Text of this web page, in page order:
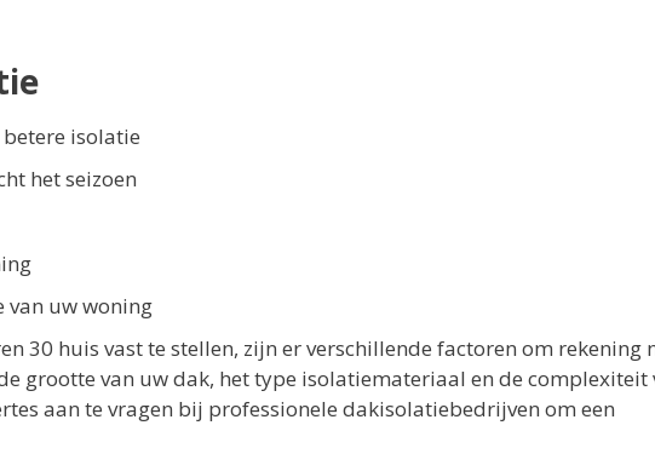
isolatie
het seizoen
van uw woning
30 huis vast te stellen, zijn er verschillende factoren om rekening
grootte van uw dak, het type isolatiemateriaal en de complexiteit
aan te vragen bij professionele dakisolatiebedrijven om een